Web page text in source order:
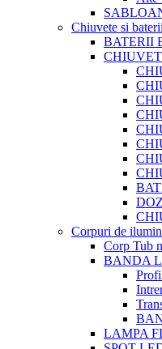
Chiuvete si baterii
BATERII
Corpuri de
Corp Tub
BANDA
LAMPA